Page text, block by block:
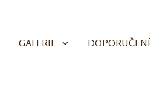
GALERIE DOPORUČENÍ